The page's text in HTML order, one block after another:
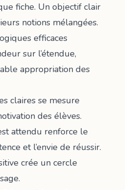
fiche. Un objectif clair
notions mélangées.
efficaces
sur l’étendue,
appropriation des
claires se mesure
des élèves.
attendu renforce le
et l’envie de réussir.
crée un cercle